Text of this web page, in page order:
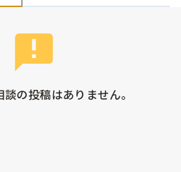
の投稿はありません。